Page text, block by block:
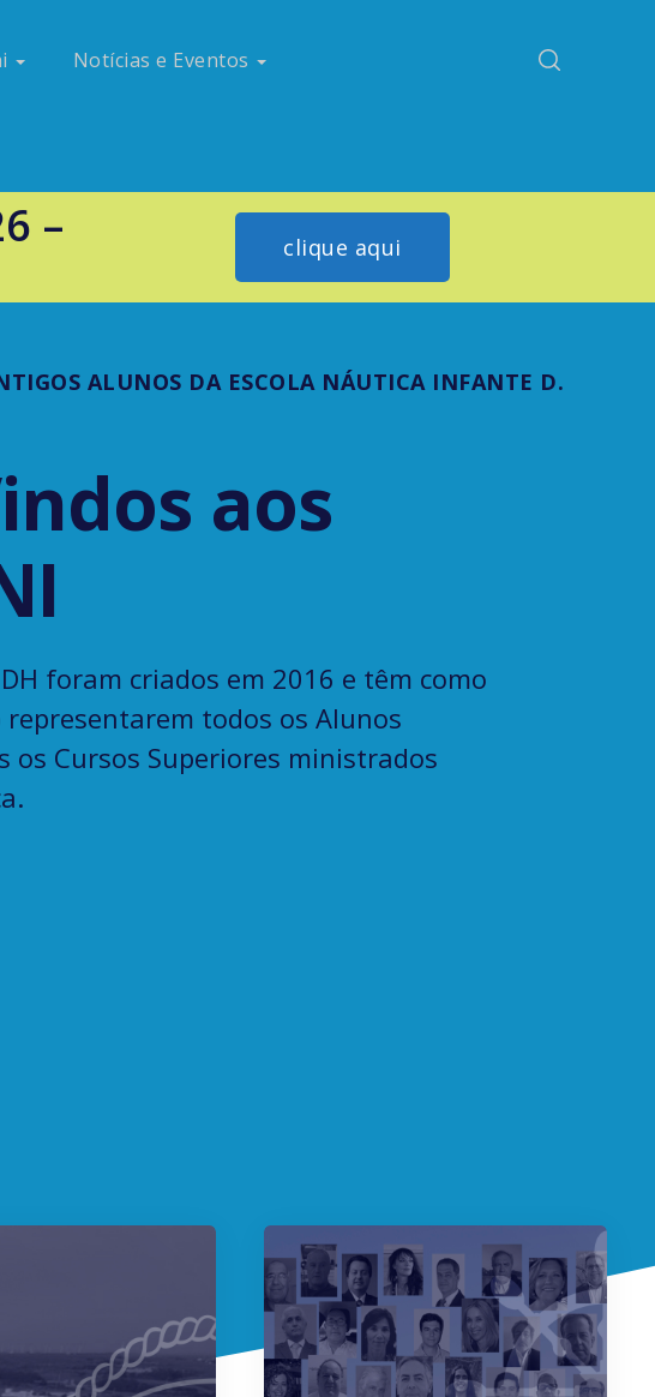
Notícias e Eventos
– clique aqui
ALUNOS DA ESCOLA NÁUTICA INFANTE D.
aos
foram criados em 2016 e têm como
todos os Alunos
os Cursos Superiores ministrados